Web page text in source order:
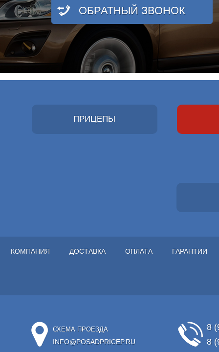
ОБРАТНЫЙ ЗВОНОК
ПРИЦЕПЫ
КОМПАНИЯ ДОСТАВКА ОПЛАТА ГАРАНТИИ
СХЕМА ПРОЕЗДА
INFO@POSADPRICEP.RU
8
8